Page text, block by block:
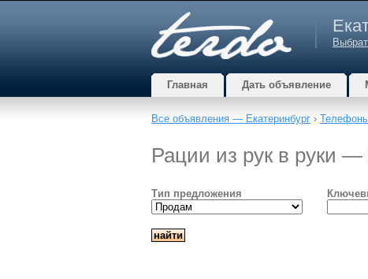
Главная Дать объявление
Все объявления — Екатеринбург ›
Рации из рук в руки —
Тип предложения